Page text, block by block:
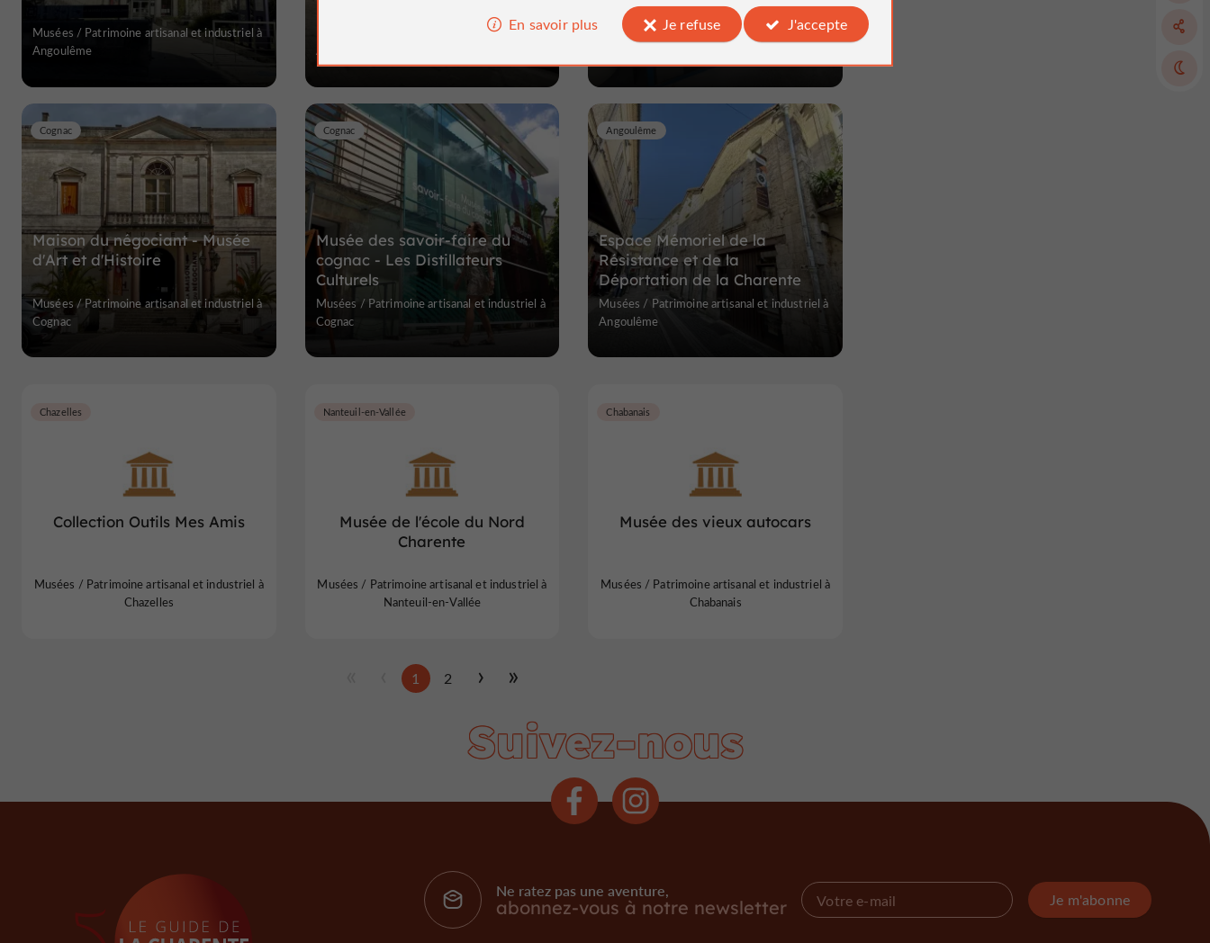
Musées / Patrimoine artisanal et industriel à
Angoulême
Musées / Patrimoine artisanal et industriel à
Angoulême
Musées / Patrimoine artisanal et industriel à
Maison du négociant - Musée
d'Art et d'Histoire
Cognac
Musées / Patrimoine artisanal et industriel à
Cognac
Musée des savoir-faire du
cognac - Les Distillateurs
Culturels
Cognac
Musées / Patrimoine artisanal et industriel à
Cognac
Espace Mémoriel de la
Résistance et de la
Déportation de la Charente
Angoulême
Musées / Patrimoine artisanal et industriel à
Angoulême
Collection Outils Mes Amis
Chazelles
Musées / Patrimoine artisanal et industriel à
Chazelles
Musée de l'école du Nord
Charente
Nanteuil-en-Vallée
Musées / Patrimoine artisanal et industriel à
Nanteuil-en-Vallée
Musée des vieux autocars
Chabanais
Musées / Patrimoine artisanal et industriel à
Chabanais
1 2
Suivez-nous
Ne ratez pas une aventure,
abonnez-vous à notre newsletter Je m'abonne
En savoir plus Je refuse J'accepte